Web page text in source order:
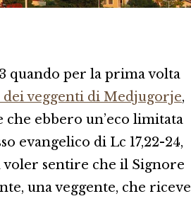
quando per la prima volta
veggenti di Medjugorje,
ebbero un’eco limitata
evangelico di Lc 17,22-24,
voler sentire che il Signore
una veggente, che riceve